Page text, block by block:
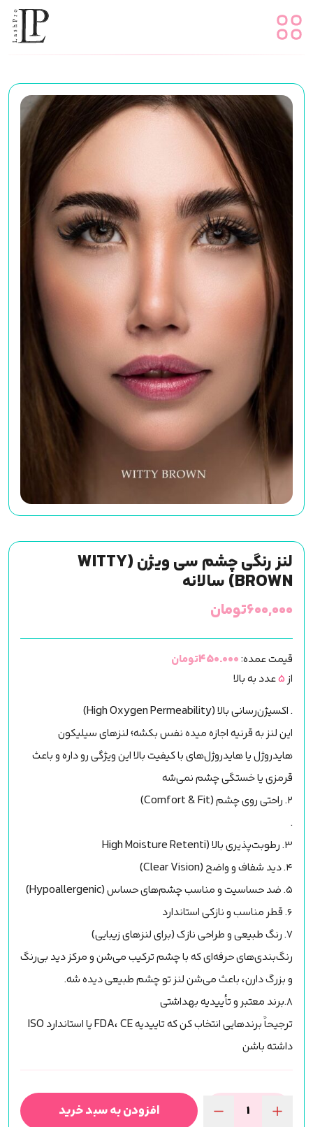
لنز رنگی چشم سی ویژن (WITTY
BROWN) سالانه
۶۰۰,۰۰۰تومان
قیمت عمده:450.000تومان
از5عدد به بالا
. اکسیژن‌رسانی بالا (High Oxygen Permeability)
اين لنز به قرنیه اجازه ميده نفس بکشه؛ لنزهای سیلیکون
هایدروژل یا هایدروژل‌های با کیفیت بالا این ویژگی رو داره و باعث
قرمزی یا خستگی چشم نمی‌شه
۲. راحتی روی چشم (Comfort & Fit)
.
۳. رطوبت‌پذیری بالا (High Moisture Retenti
۴. دید شفاف و واضح (Clear Vision)
۵. ضد حساسیت و مناسب چشم‌های حساس (Hypoallergenic)
۶. قطر مناسب و نازکی استاندارد
۷. رنگ طبیعی و طراحی نازک (برای لنزهای زیبایی)
رنگ‌بندی‌های حرفه‌ای که با چشم ترکیب می‌شن و مرکز دید بی‌رنگ
و بزرگ دارن، باعث می‌شن لنز تو چشم طبیعی دیده شه.
٨.برند معتبر و تأییدیه بهداشتی
ترجیحاً برندهایی انتخاب کن که تاییدیه FDA، CE یا استاندارد ISO
داشته باشن
افزودن به سبد خرید